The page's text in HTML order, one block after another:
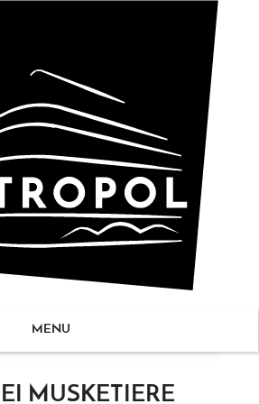
MENU
MUSKETIERE